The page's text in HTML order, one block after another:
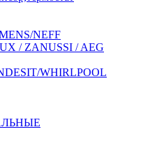
NEFF
/ ZANUSSI / AEG
WHIRLPOOL